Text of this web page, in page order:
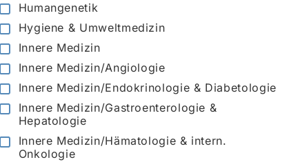
Humangenetik
Hygiene & Umweltmedizin
Innere Medizin
Innere Medizin/Angiologie
Innere Medizin/Endokrinologie & Diabetologie
Innere Medizin/Gastroenterologie &
Hepatologie
Innere Medizin/Hämatologie & intern.
Onkologie